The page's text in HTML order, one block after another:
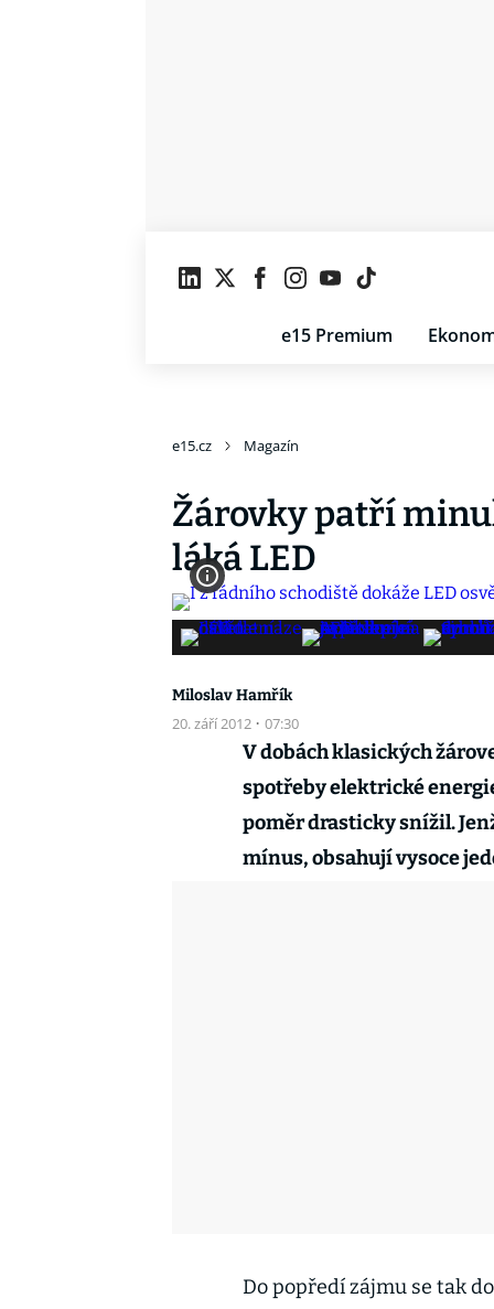
e15 Premium
e15.cz Magazín
Žárovky patří
láká LED
Miloslav Hamřík
20. září 2012 · 07:30
V dobách klasických
spotřeby elektrické
poměr drasticky snížil.
mínus, obsahují vysoce
Do popředí zájmu se tak